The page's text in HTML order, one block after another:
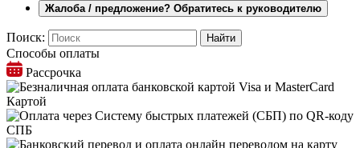
Жалоба / предложение? Обратитесь к руководителю
Поиск:
Способы оплаты
Рассрочка
Картой
СПБ